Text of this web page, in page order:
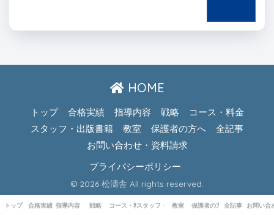
HOME
トップ 合格実績 指導内容 戦略
コース・料金
スタッフ・出版書籍
教室 保護者の方へ
全記事
お問い合わせ・資料請求
プライバシーポリシー
© 2026 松濤舎 All rights reserved.
トップ 合格実績 指導内容 戦略 コース・料金スタッフ・出版書籍
教室 保護者の方へ全記事 お問い合